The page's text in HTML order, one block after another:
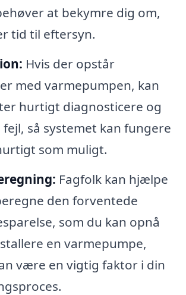
at bekymre dig om,
tid til eftersyn.
Hvis der opstår
med varmepumpen, kan
hurtigt diagnosticere og
så systemet kan fungere
som muligt.
Fagfolk kan hjælpe
den forventede
som du kan opnå
en varmepumpe,
være en vigtig faktor i din